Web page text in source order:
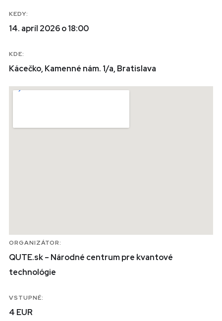
KEDY:
14. apríl 2026 o 18:00
KDE:
Kácečko, Kamenné nám. 1/a, Bratislava
ORGANIZÁTOR:
QUTE.sk – Národné centrum pre kvantové
technológie
VSTUPNÉ:
4 EUR